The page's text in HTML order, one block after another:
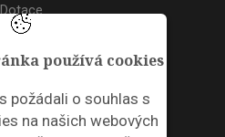
používá cookies
požádali o souhlas s
na našich webových
Dotace
Akce
PLASTY